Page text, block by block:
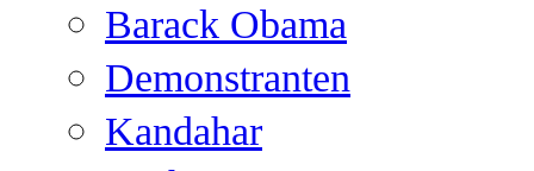
Barack Obama
Demonstranten
Kandahar